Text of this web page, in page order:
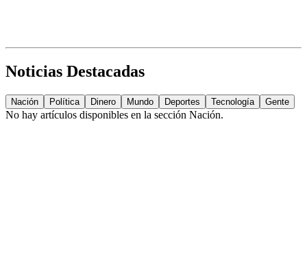
Noticias Destacadas
Nación Política Dinero Mundo Deportes Tecnología Gente
No hay artículos disponibles en la sección Nación.